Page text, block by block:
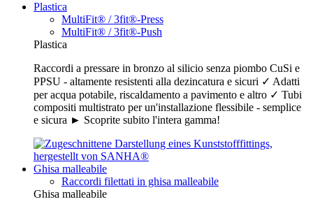
Plastica
MultiFit® / 3fit®-Press
MultiFit® / 3fit®-Push
Plastica
Raccordi a pressare in bronzo al silicio senza piombo CuSi e
PPSU - altamente resistenti alla dezincatura e sicuri ✓ Adatti
per acqua potabile, riscaldamento a pavimento e altro ✓ Tubi
compositi multistrato per un'installazione flessibile - semplice
e sicura ► Scoprite subito l'intera gamma!
Ghisa malleabile
Raccordi filettati in ghisa malleabile
Ghisa malleabile